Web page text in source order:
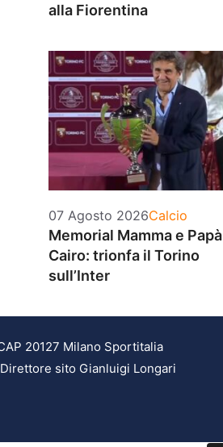
alla Fiorentina
07 Agosto 2026Categorie
Calcio
Memorial Mamma e Papà
Cairo: trionfa il Torino
sull’Inter
20127 Milano Sportitalia
sito Gianluigi Longari